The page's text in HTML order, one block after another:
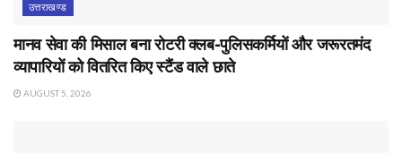
उत्तराखण्ड
मानव सेवा की मिसाल बना रोटरी क्लब-पुलिसकर्मियों और जरूरतमंद
व्यापारियों को वितरित किए स्टैंड वाले छाते
AUGUST 5, 2026